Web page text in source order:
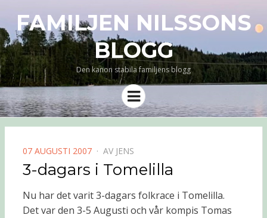
FAMILJEN NILSSONS
BLOGG
Den kanon stabila familjens blogg
Meny
PUBLICERAD
DEN
07 AUGUSTI 2007 AV JENS
3-dagars i Tomelilla
Nu har det varit 3-dagars folkrace i Tomelilla.
Det var den 3-5 Augusti och vår kompis Tomas